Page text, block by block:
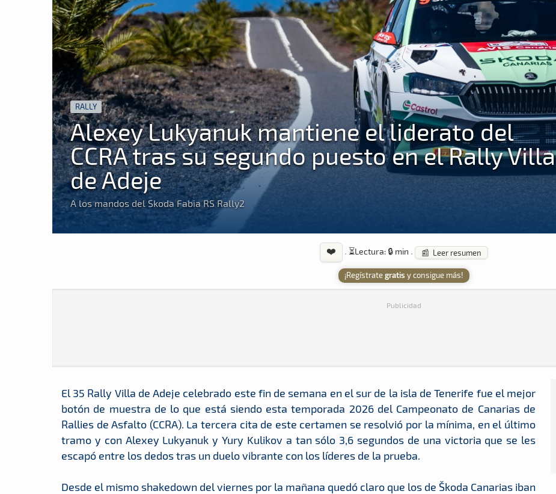
RALLY
Alexey Lukyanuk mantiene el liderato del
CCRA tras su segundo puesto en el Rally Villa
de Adeje
A los mandos del Skoda Fabia RS Rally2
❤️ · ⏳Lectura: 🔒 min · 📰 Leer resumen
¡Regístrategratis y consigue más!
Publicidad
El 35 Rally Villa de Adeje celebrado este fin de semana en el sur de la isla de Tenerife fue el mejor
botón de muestra de lo que está siendo esta temporada 2026 del Campeonato de Canarias de
Rallies de Asfalto (CCRA). La tercera cita de este certamen se resolvió por la mínima, en el último
tramo y con Alexey Lukyanuk y Yury Kulikov a tan sólo 3,6 segundos de una victoria que se les
escapó entre los dedos tras un duelo vibrante con los líderes de la prueba.
Desde el mismo shakedown del viernes por la mañana quedó claro que los de Škoda Canarias iban